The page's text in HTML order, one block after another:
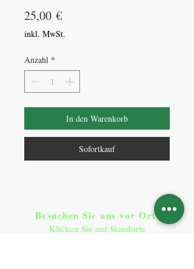
25,00 €Preis
inkl. MwSt.
Anzahl *
In den Warenkorb
Sofortkauf
Besuchen Sie uns vor Ort​:
Klicken Sie auf Standorte